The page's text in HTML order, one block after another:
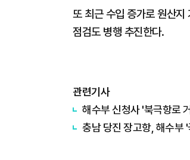
또 최근 수입 증가로 원산지
점검도 병행 추진한다.
관련기사
해수부 신청사 '북극항로
충남 당진 장고항, 해수부